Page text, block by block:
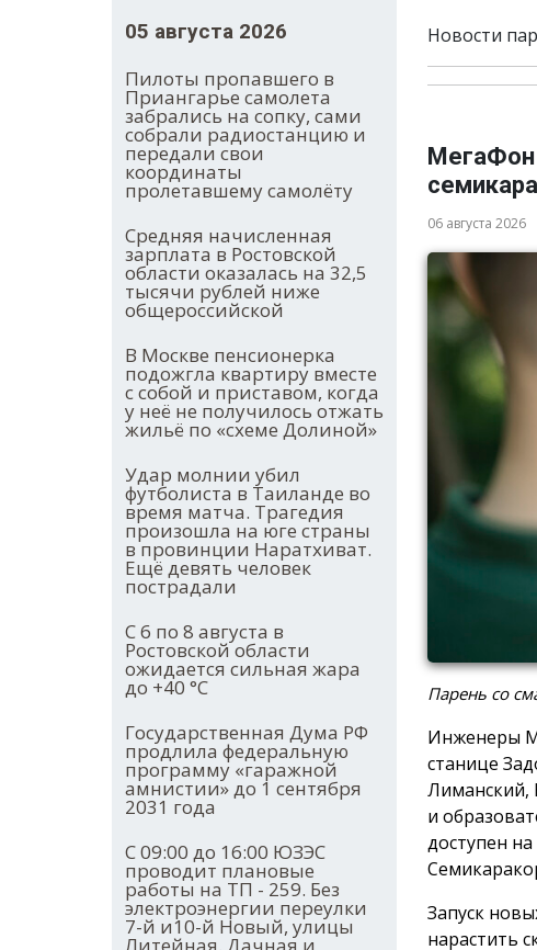
05 августа 2026
Пилоты пропавшего в
Приангарье самолета
забрались на сопку, сами
собрали радиостанцию и
передали свои
координаты
пролетавшему самолёту
Средняя начисленная
зарплата в Ростовской
области оказалась на 32,5
тысячи рублей ниже
общероссийской
В Москве пенсионерка
подожгла квартиру вместе
с собой и приставом, когда
у неё не получилось отжать
жильё по «схеме Долиной»
Удар молнии убил
футболиста в Таиланде во
время матча. Трагедия
произошла на юге страны
в провинции Наратхиват.
Ещё девять человек
пострадали
С 6 по 8 августа в
Ростовской области
ожидается сильная жара
до +40 °С
Государственная Дума РФ
продлила федеральную
программу «гаражной
амнистии» до 1 сентября
2031 года
С 09:00 до 16:00 ЮЗЭС
проводит плановые
работы на ТП - 259. Без
электроэнергии переулки
7-й и10-й Новый, улицы
Новости
МегаФон
06 августа 2026
Парень со
Инженеры
станице
Лиманский,
и
доступен
Запуск
нарастить